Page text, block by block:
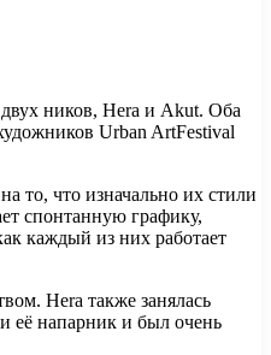
ников, Hera и Akut. Оба
Urban ArtFestival
то, что изначально их стили
спонтанную графику,
каждый из них работает
Hera также занялась
её напарник и был очень